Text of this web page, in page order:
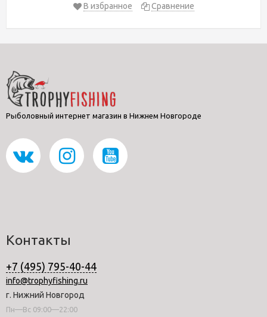
В избранное
Сравнение
Рыболовный интернет магазин в Нижнем Новгороде
Контакты
+7 (495) 795-40-44
info@trophyfishing.ru
г. Нижний Новгород
Пн—Вс 09:00—22:00